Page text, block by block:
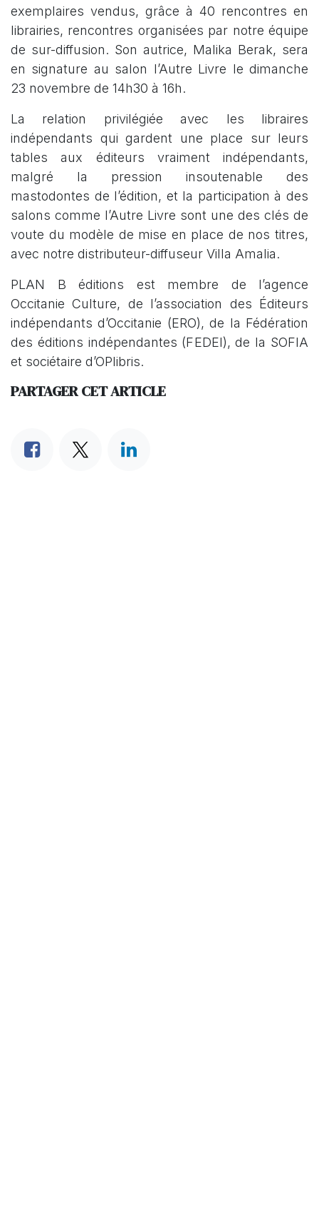
exemplaires vendus, grâce à 40 rencontres en
librairies, rencontres organisées par notre équipe
de sur-diffusion. Son autrice, Malika Berak, sera
en signature au salon l’Autre Livre le dimanche
23 novembre de 14h30 à 16h.
La relation privilégiée avec les libraires
indépendants qui gardent une place sur leurs
tables aux éditeurs vraiment indépendants,
malgré la pression insoutenable des
mastodontes de l’édition, et la participation à des
salons comme l’Autre Livre sont une des clés de
voute du modèle de mise en place de nos titres,
avec notre distributeur-diffuseur Villa Amalia.
PLAN B éditions est membre de l’agence
Occitanie Culture, de l’association des Éditeurs
indépendants d’Occitanie (ERO), de la Fédération
des éditions indépendantes (FEDEI), de la SOFIA
et sociétaire d’OPlibris.
PARTAGER CET ARTICLE